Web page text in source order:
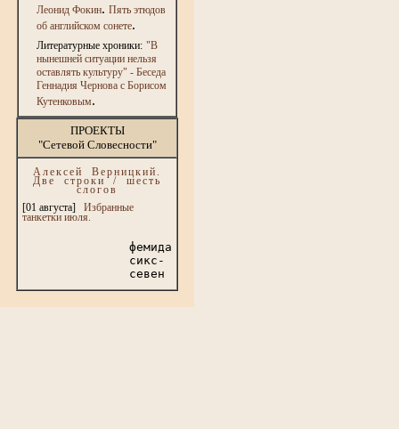
Леонид Фокин. Пять этюдов
об английском сонете.
Литературные хроники: "В
нынешней ситуации нельзя
оставлять культуру" - Беседа
Геннадия Чернова с Борисом
Кутенковым.
ПРОЕКТЫ
"Сетевой Словесности"
Алексей Верницкий.
Две строки / шесть
слогов
[01 августа] Избранные
танкетки июля.
фемида
сикс-
севен